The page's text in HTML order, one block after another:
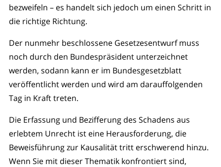
bezweifeln – es handelt sich jedoch um einen Schritt in
die richtige Richtung.
Der nunmehr beschlossene Gesetzesentwurf muss
noch durch den Bundespräsident unterzeichnet
werden, sodann kann er im Bundesgesetzblatt
veröffentlicht werden und wird am darauffolgenden
Tag in Kraft treten.
Die Erfassung und Bezifferung des Schadens aus
erlebtem Unrecht ist eine Herausforderung, die
Beweisführung zur Kausalität tritt erschwerend hinzu.
Wenn Sie mit dieser Thematik konfrontiert sind,